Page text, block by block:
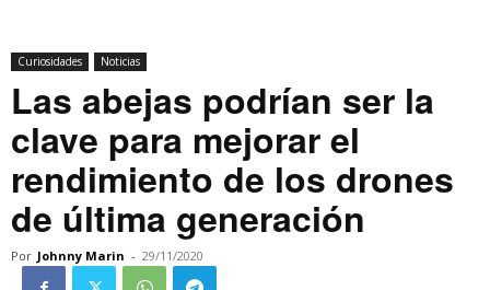
Curiosidades Noticias
Las abejas podrían ser la
clave para mejorar el
rendimiento de los drones
de última generación
Por Johnny Marin - 29/11/2020